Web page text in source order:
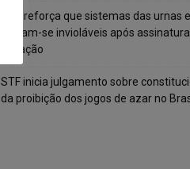
TSE reforça que sistemas das urnas
tornam-se invioláveis após
lacração
STF inicia julgamento sobre
da proibição dos jogos de azar no